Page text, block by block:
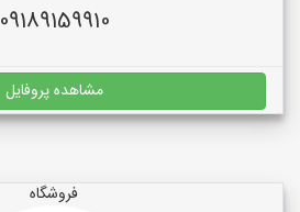
09189159910
مشاهده پروفایل
فروشگاه